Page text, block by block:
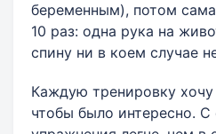
беременным), потом
10 раз: одна рука на
спину ни в коем случае
Каждую тренировку хочу
чтобы было интересно.